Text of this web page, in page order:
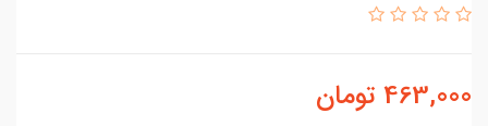
463,000 تومان